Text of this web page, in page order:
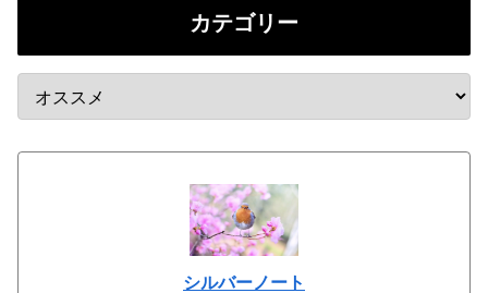
カテゴリー
シルバーノート